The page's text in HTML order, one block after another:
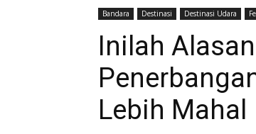
Bandara Destinasi Destinasi Udara
Inilah
Lebih Mahal